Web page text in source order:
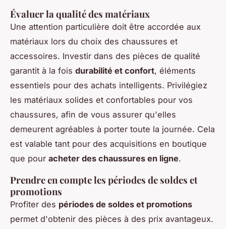
Évaluer la qualité des matériaux
Une attention particulière doit être accordée aux
matériaux lors du choix des chaussures et
accessoires. Investir dans des pièces de qualité
garantit à la fois durabilité et confort, éléments
essentiels pour des achats intelligents. Privilégiez
les matériaux solides et confortables pour vos
chaussures, afin de vous assurer qu'elles
demeurent agréables à porter toute la journée. Cela
est valable tant pour des acquisitions en boutique
que pour acheter des chaussures en ligne.
Prendre en compte les périodes de soldes et
promotions
Profiter des périodes de soldes et promotions
permet d'obtenir des pièces à des prix avantageux.